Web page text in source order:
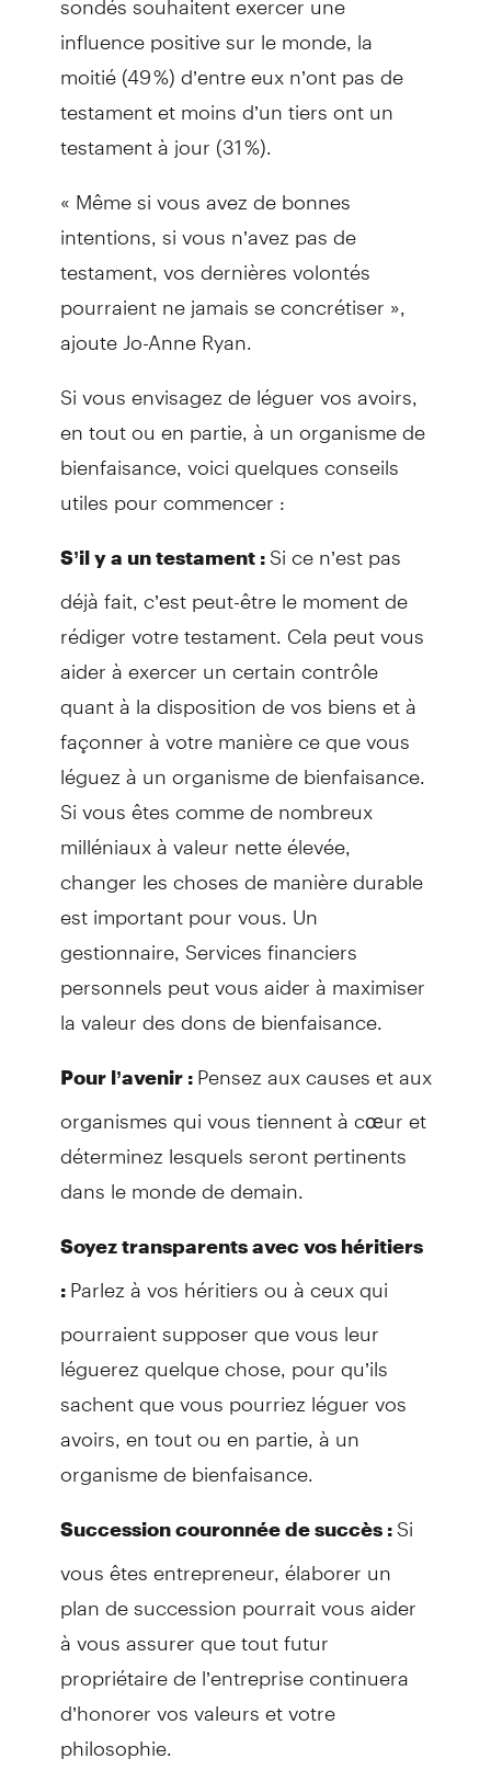
influence positive sur le monde, la
moitié (49 %) d’entre eux n’ont pas de
testament et moins d’un tiers ont un
testament à jour (31 %).
« Même si vous avez de bonnes
intentions, si vous n’avez pas de
testament, vos dernières volontés
pourraient ne jamais se concrétiser »,
ajoute Jo-Anne Ryan.
Si vous envisagez de léguer vos avoirs,
en tout ou en partie, à un organisme de
bienfaisance, voici quelques conseils
utiles pour commencer :
S’il y a un testament : Si ce n’est pas
déjà fait, c’est peut-être le moment de
rédiger votre testament. Cela peut vous
aider à exercer un certain contrôle
quant à la disposition de vos biens et à
façonner à votre manière ce que vous
léguez à un organisme de bienfaisance.
Si vous êtes comme de nombreux
milléniaux à valeur nette élevée,
changer les choses de manière durable
est important pour vous. Un
gestionnaire, Services financiers
personnels peut vous aider à maximiser
la valeur des dons de bienfaisance.
Pour l’avenir : Pensez aux causes et aux
organismes qui vous tiennent à cœur et
déterminez lesquels seront pertinents
dans le monde de demain.
Soyez transparents avec vos héritiers
: Parlez à vos héritiers ou à ceux qui
pourraient supposer que vous leur
léguerez quelque chose, pour qu’ils
sachent que vous pourriez léguer vos
avoirs, en tout ou en partie, à un
organisme de bienfaisance.
Succession couronnée de succès : Si
vous êtes entrepreneur, élaborer un
plan de succession pourrait vous aider
à vous assurer que tout futur
propriétaire de l’entreprise continuera
d’honorer vos valeurs et votre
philosophie.